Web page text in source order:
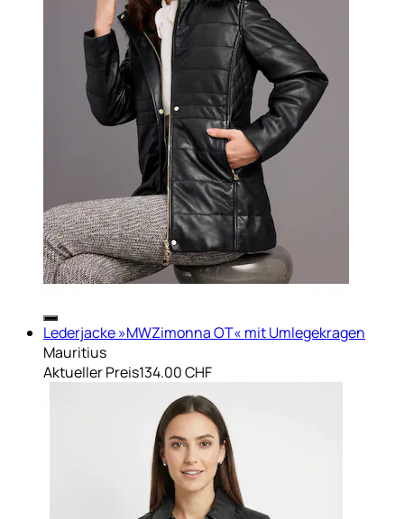
Lederjacke »MWZimonna OT« mit Umlegekragen
Mauritius
Aktueller Preis134.00 CHF